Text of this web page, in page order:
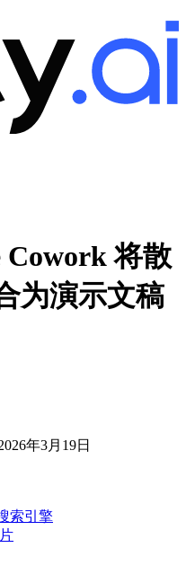
Cowork 将散
为演示文稿
年3月19日
索引擎